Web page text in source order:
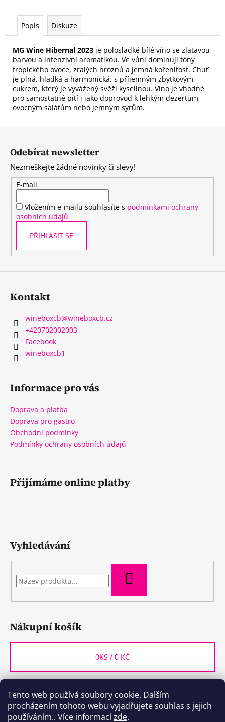
Tento web používá soubory cookie. Dalším
procházením tohoto webu vyjadřujete souhlas s jejich
používáním.. Více informacízde.
Popis Diskuze
MG Wine Hibernal 2023 je polosladké bílé víno se zlatavou
barvou a intenzivní aromatikou. Ve vůni dominují tóny
tropického ovoce, zralých hroznů a jemná kořenitost. Chuť
je plná, hladká a harmonická, s příjemným zbytkovým
cukrem, který je vyvážený svěží kyselinou. Víno je vhodné
pro samostatné pití i jako doprovod k lehkým dezertům,
ovocným salátům nebo jemným sýrům.
Z
Odebírat newsletter
Nezmeškejte žádné novinky či slevy!
E-mail
Vložením e-mailu souhlasíte s podmínkami ochrany
osobních údajů
PŘIHLÁSIT SE
Kontakt
wineboxcb@wineboxcb.cz
+420702002003
Facebook
wineboxcb1
Informace pro vás
Doprava a platba
Doprava pro gastro
Obchodní podmínky
Podmínky ochrany osobních údajů
Přijímáme online platby
Vyhledávání
Nákupní košík
0KS / 0 KČ
WineBox CB Kozlovna CB Plzeňka CB